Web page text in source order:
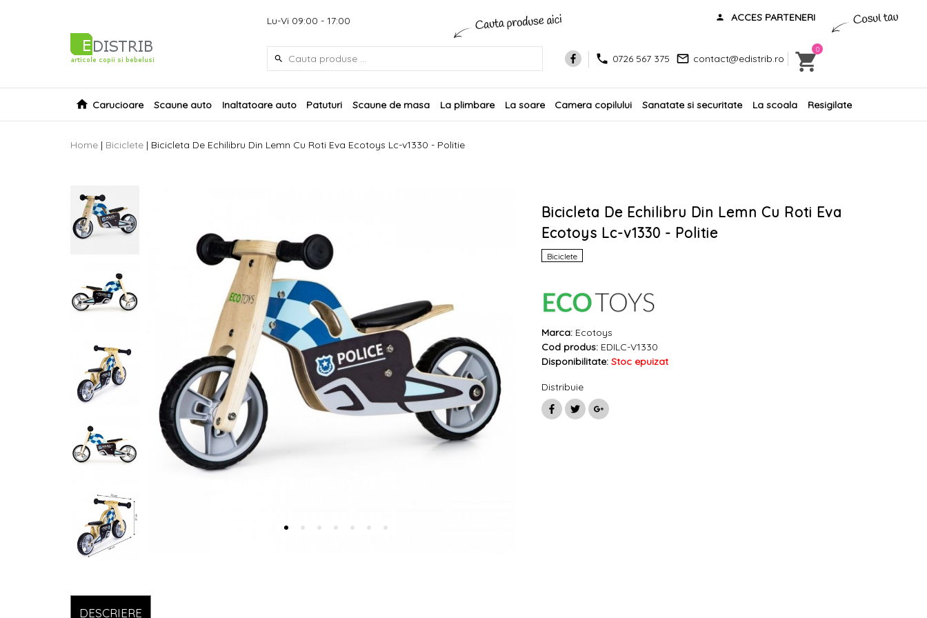
ACCES PARTENERI
Lu-Vi 09:00 - 17:00
0726 567 375 contact@edistrib.ro
0
Carucioare Scaune auto Inaltatoare auto Patuturi Scaune de masa La plimbare La soare Camera copilului Sanatate si securitate La scoala Resigilate
Home | Biciclete | Bicicleta De Echilibru Din Lemn Cu Roti Eva Ecotoys Lc-v1330 - Politie
Bicicleta De Echilibru Din Lemn Cu Roti Eva
Ecotoys Lc-v1330 - Politie
Biciclete
Marca: Ecotoys
Cod produs: EDILC-V1330
Disponibilitate: Stoc epuizat
Distribuie
DESCRIERE